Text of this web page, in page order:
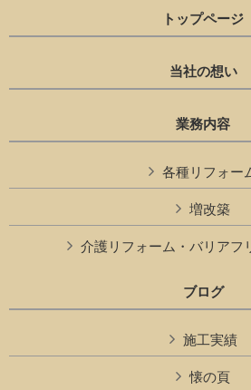
トップページ
当社の想い
業務内容
各種リフォー
増改築
介護リフォーム・バリアフ
ブログ
施工実績
懐の頁